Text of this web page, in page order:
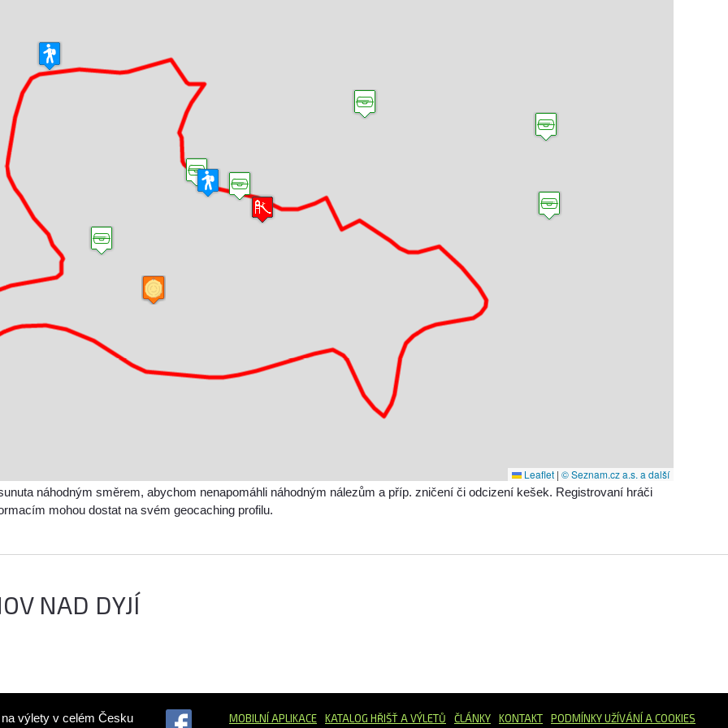
Leaflet | © Seznam.cz a.s. a další
náhodným směrem, abychom nenapomáhli náhodným nálezům a příp. zničení či odcizení kešek. Registrovaní hráči
mohou dostat na svém geocaching profilu.
NAD DYJÍ
výlety v celém Česku MOBILNÍ APLIKACE KATALOG HŘIŠŤA VÝLETŮ ČLÁNKY KONTAKT PODMÍNKY UŽÍVÁNÍ A COOKIES